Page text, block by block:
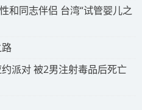
和同志伴侣 台湾“试管婴儿之
派对 被2男注射毒品后死亡